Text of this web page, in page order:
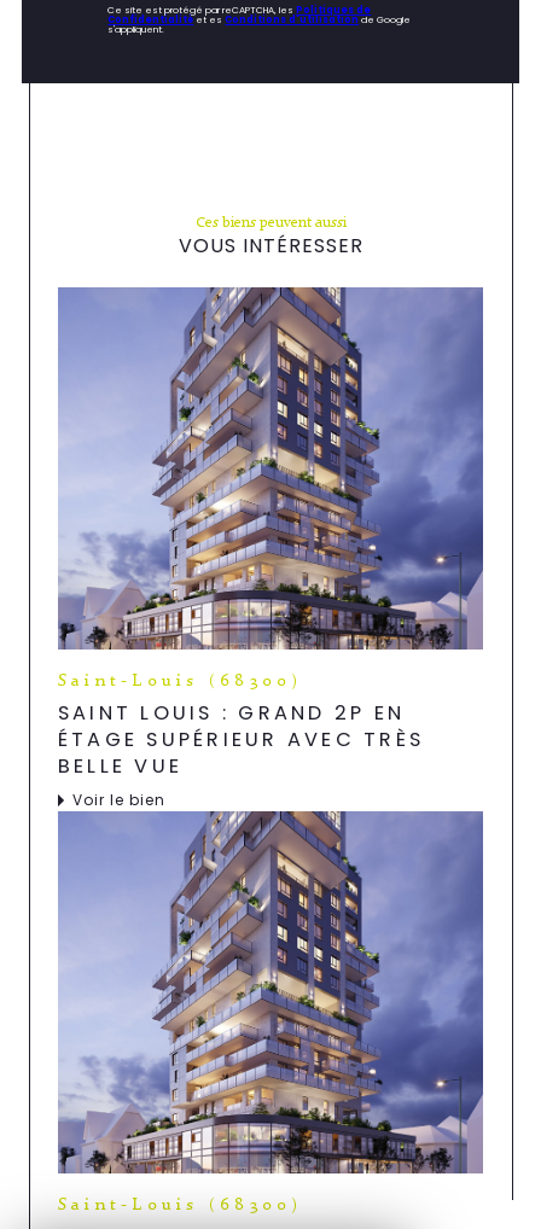
Ce site est protégé par reCAPTCHA, lesPolitiques de
Confidentialitéet esConditions d'utilisationde Google
s'appliquent.
Ces biens peuvent aussi
VOUS INTÉRESSER
Saint-Louis (68300)
SAINT LOUIS : GRAND 2P EN
ÉTAGE SUPÉRIEUR AVEC TRÈS
BELLE VUE
Voir le bien
Saint-Louis (68300)